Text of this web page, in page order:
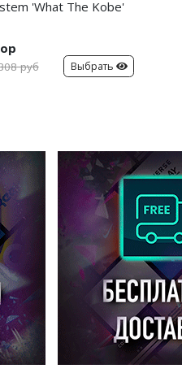
'What The Kobe'
руб Выбрать